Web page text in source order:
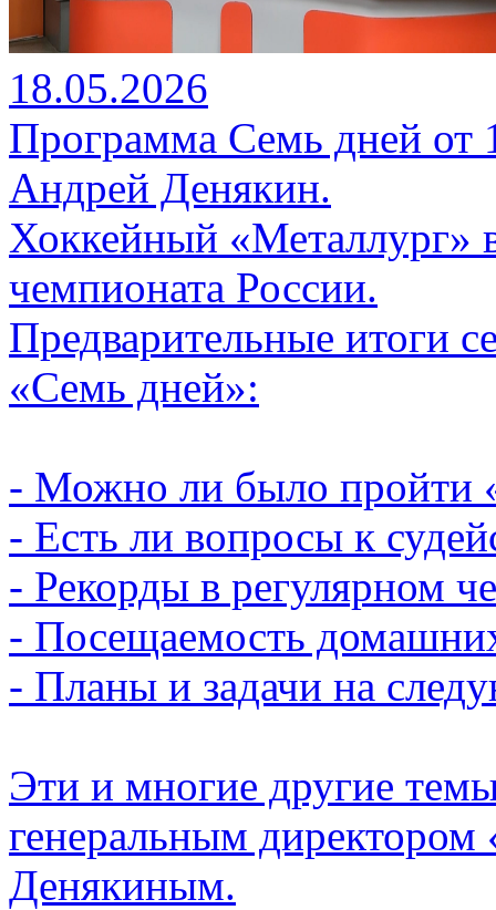
18.05.2026
Программа Семь дней от
Андрей Денякин.
Хоккейный «Металлург»
чемпионата России.
Предварительные итоги
«Семь дней»:
- Можно ли было пройти
- Есть ли вопросы к
- Рекорды в регулярном
- Посещаемость
- Планы и задачи на
Эти и многие другие
генеральным
Денякиным.